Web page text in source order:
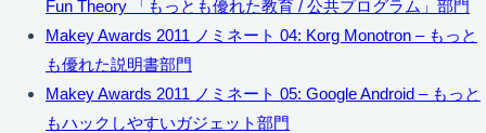
Fun Theory 「もっとも優れた教育 / 公共プログラム」部門
Makey Awards 2011 ノミネート 04: Korg Monotron – もっと
も優れた説明書部門
Makey Awards 2011 ノミネート 05: Google Android – もっと
もハックしやすいガジェット部門